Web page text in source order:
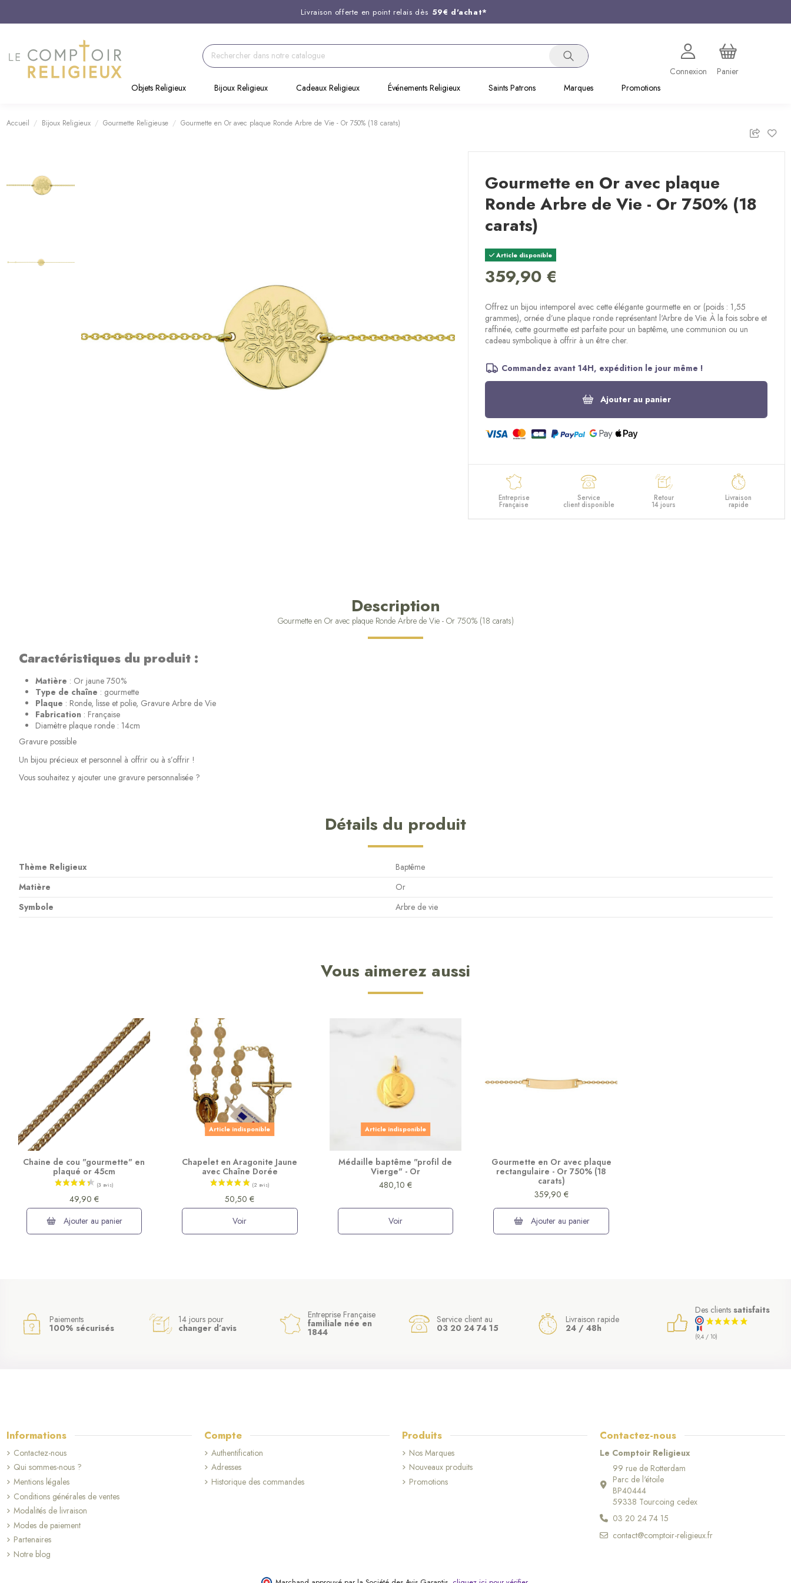
Livraison offerte en point relais dès 59€ d'achat*
Support client disponible au
Commandez avant 14H, expédition le jour même !
Connexion
Panier
Objets Religieux
Bijoux Religieux Cadeaux Religieux Événements Religieux Saints Patrons Marques Promotions
Accueil Bijoux Religieux Gourmette Religieuse Gourmette en Or avec plaque Ronde Arbre de Vie - Or 750% (18 carats)
Gourmette en Or avec plaque
Ronde Arbre de Vie - Or 750% (18
carats)
Article disponible
359,90 €
Offrez un bijou intemporel avec cette élégante gourmette en or (poids : 1,55
grammes), ornée d’une plaque ronde représentant l'Arbre de Vie. À la fois sobre et
raffinée, cette gourmette est parfaite pour un baptême, une communion ou un
cadeau symbolique à offrir à un être cher.
Commandez avant 14H, expédition le jour même !
Ajouter au panier
Entreprise
Française
Service
client disponible
Retour
14 jours
Livraison
rapide
Description
Gourmette en Or avec plaque Ronde Arbre de Vie - Or 750% (18 carats)
Caractéristiques du produit :
Matière : Or jaune 750%
Type de chaîne : gourmette
Plaque : Ronde, lisse et polie, Gravure Arbre de Vie
Fabrication : Française
Diamètre plaque ronde : 14cm
Gravure possible
Un bijou précieux et personnel à offrir ou à s’offrir !
Vous souhaitez y ajouter une gravure personnalisée ?
Détails du produit
Thème Religieux
Baptême
Matière
Or
Symbole
Arbre de vie
Vous aimerez aussi
Chaine de cou "gourmette" en
plaqué or 45cm
49,90 €
Ajouter au panier
Article indisponible
Chapelet en Aragonite Jaune
avec Chaîne Dorée
50,50 €
Voir
Article indisponible
Médaille baptême "profil de
Vierge" - Or
480,10 €
Voir
Gourmette en Or avec plaque
rectangulaire - Or 750% (18
carats)
359,90 €
Ajouter au panier
Paiements
100% sécurisés
14 jours pour
changer d’avis
Entreprise Française
familiale née en
1844
Service client au
03 20 24 74 15
Livraison rapide
24 / 48h
Des clients satisfaits
(9,4 / 10)
Informations
Contactez-nous
Qui sommes-nous ?
Mentions légales
Conditions générales de ventes
Modalités de livraison
Modes de paiement
Partenaires
Notre blog
Compte
Authentification
Adresses
Historique des commandes
Produits
Nos Marques
Nouveaux produits
Promotions
Contactez-nous
Le Comptoir Religieux
99 rue de Rotterdam
Parc de l'étoile
BP40444
59338 Tourcoing cedex
03 20 24 74 15
contact@comptoir-religieux.fr